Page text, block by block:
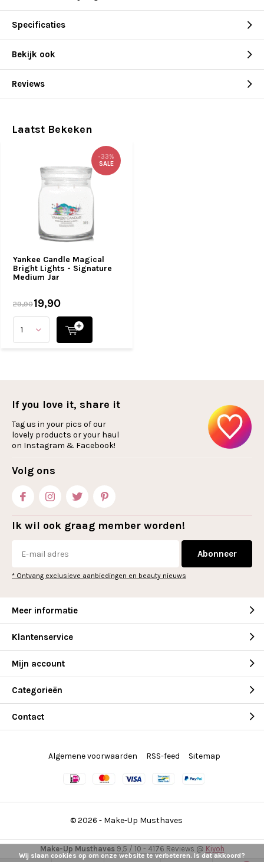
Specificaties
Bekijk ook
Reviews
Laatst Bekeken
Yankee Candle Magical
Bright Lights - Signature
Medium Jar
-33%
SALE
29,9019,90
If you love it, share it
Tag us in your pics of our
lovely products or your haul
on Instagram & Facebook!
Volg ons
Ik wil ook graag member worden!
Abonneer
* Ontvang exclusieve aanbiedingen en beauty nieuws
Meer informatie
Klantenservice
Mijn account
Categorieën
Contact
© 2026 - Make-Up Musthaves
Algemene voorwaarden RSS-feed Sitemap
Make-Up Musthaves9,5 / 10 - 4176 Reviews @ Kiyoh
Wij slaan cookies op om onze website te verbeteren. Is dat akkoord?